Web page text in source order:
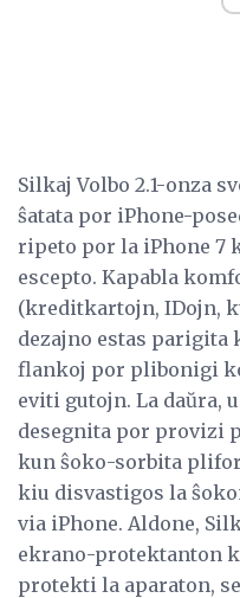
Silkaj Volbo 2.1-onza
ŝatata por iPhone-
ripeto por la iPhone 7
escepto. Kapabla
(kreditkartojn, IDojn,
dezajno estas
flankoj por plibonigi
eviti gutojn. La daŭra,
desegnita por provizi
kun ŝoko-sorbita
kiu disvastigos la
via iPhone. Aldone,
ekrano-protektanton
protekti la aparaton,